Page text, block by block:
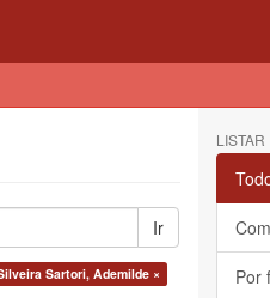
Ir
Sartori, Ademilde ×
LISTAR
Por